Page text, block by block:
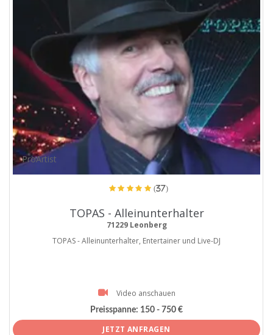
ProArtist
(37)
TOPAS - Alleinunterhalter
71229 Leonberg
TOPAS - Alleinunterhalter, Entertainer und Live-DJ
Video anschauen
Preisspanne: 150 - 750 €
JETZT ANFRAGEN